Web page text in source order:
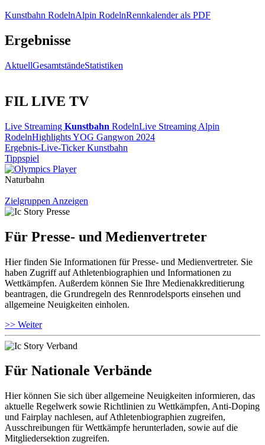
Kunstbahn RodelnAlpin RodelnRennkalender als PDF
Ergebnisse
AktuellGesamtständeStatistiken
FIL LIVE TV
Live Streaming Kunstbahn RodelnLive Streaming Alpin
RodelnHighlights YOG Gangwon 2024
Ergebnis-Live-Ticker Kunstbahn
Tippspiel
Naturbahn
Zielgruppen Anzeigen
Für Presse- und Medienvertreter
Hier finden Sie Informationen für Presse- und Medienvertreter. Sie
haben Zugriff auf Athletenbiographien und Informationen zu
Wettkämpfen. Außerdem können Sie Ihre Medienakkreditierung
beantragen, die Grundregeln des Rennrodelsports einsehen und
allgemeine Neuigkeiten einholen.
>> Weiter
Für Nationale Verbände
Hier können Sie sich über allgemeine Neuigkeiten informieren, das
aktuelle Regelwerk sowie Richtlinien zu Wettkämpfen, Anti-Doping
und Fairplay nachlesen, auf Athletenbiographien zugreifen,
Ausschreibungen für Wettkämpfe herunterladen, sowie auf die
Mitgliedersektion zugreifen.